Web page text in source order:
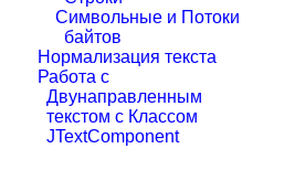
Символьные и Потоки
байтов
Нормализация текста
Работа с
Двунаправленным
текстом с Классом
JTextComponent